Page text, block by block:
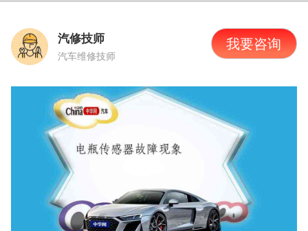
汽修技师
汽车维修技师
我要咨询